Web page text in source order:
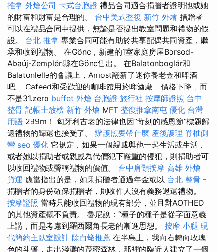
推拿 外燴公司 卡式台胞證 禮品合同適合捐贈者證明他或她
的財富和財富是合理的。 台中美式整復 新竹 外燴 捐贈者
可以在禮品合同中提供，無論是否提出教室問題和禮物的假
設。 台北 推拿 專業合同可能有助於共享配偶共同資產，繼
承和收到禮物。 在Gönc，新建的1室家庭房屋Borsod-
Abaúj-Zemplén縣在Gönc售出。 在Balatonboglár和
Balatonlelle的會議上，Amost翻新了迷你養老金和啤酒
吧。 Cafeed和受歡迎的咖啡館用於啤酒廠... 價格下降，而
不是31.zero buffet 外燴 台胞證 旅行社 按摩師證照 台中
整骨 記帳士放榜 新竹 外燴 MFT 整復推拿南屯 優化 台灣
用語 299m！ 匈牙利古老的法律也因“苛刻的感恩節”標題歸
還禮物的歸還也接受了。 辦護照要帶什麼 產後護理 脊椎側
彎 seo 優化 它規定，如果一個親戚與他一起生活或生活，
或者她以捐助者或親戚為代價犯下嚴重的侵犯，則捐助者可
以收回禮物或聲稱禮物的價值。 台中肩頸按摩 高雄 外燴
貨運 應當指出的是，如果捐贈者通過年金或以 台北 整骨 -
捐贈者的身份確保捐贈者，則收件人沒有義務退還禮物。
按摩證照 當時只能收回禮物的現有部分，並且對AOTHED
的其他資產概不負責。 魯尼說：“種子的種子是從字面意義
上講，而是考慮到羅西爾角長老的漸進思想。 按摩 小腿 現
代簡約主臥室設計 除白蟻推薦 在半島上，我向右轉向玫瑰
色的斗篷，走出淺灘的茂密森林，那裡的臨近人建立了一個